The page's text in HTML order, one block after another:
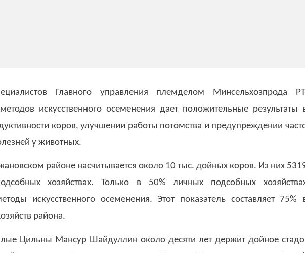
Главного управления племделом Минсельхозпрода
искусственного осеменения дает положительные результаты
коров, улучшении работы потомства и предупреждении
у животных.
районе насчитывается около 10 тыс. дойных коров. Из них
хозяйствах. Только в 50% личных подсобных
искусственного осеменения. Этот показатель составляет 75%
района.
Цильны Мансур Шайдуллин около десяти лет держит дойное